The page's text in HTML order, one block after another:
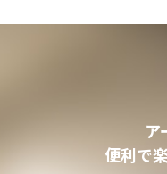
ア
便利で